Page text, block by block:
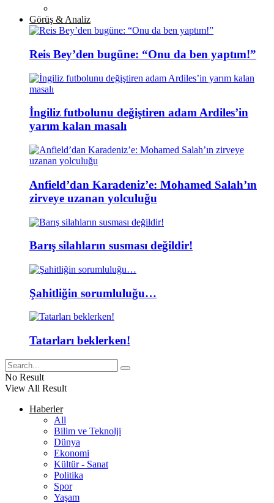
Görüş & Analiz
Reis Bey’den bugüne: “Onu da ben yaptım!”
İngiliz futbolunu değiştiren adam Ardiles’in
yarım kalan masalı
Anfield’dan Karadeniz’e: Mohamed Salah’ın
zirveye uzanan yolculuğu
Barış silahların susması değildir!
Şahitliğin sorumluluğu…
Tatarları beklerken!
No Result
View All Result
Haberler
All
Bilim ve Teknolji
Dünya
Ekonomi
Kültür - Sanat
Politika
Spor
Yaşam